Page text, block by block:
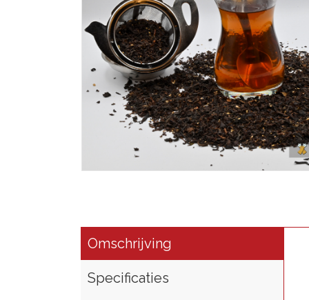
Omschrijving
Specificaties